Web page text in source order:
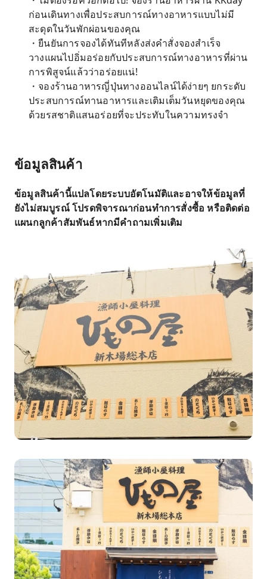
ก่อนเดินทางเพื่อประสบการณ์ทางอาหารแบบไม่มี
สะดุดในวันพักผ่อนของคุณ
・ยืนยันการจองได้ทันทีหลังส่งคำสั่งจองสำเร็จ
วางแผนไปอิ่มอร่อยกับประสบการณ์ทางอาหารที่ผ่าน
การพิสูจน์แล้วว่าอร่อยแน่!
・จองร้านอาหารญี่ปุ่นทางออนไลน์ได้ง่ายๆ ยกระดับ
ประสบการณ์ทานอาหารและเติมเต็มวันหยุดของคุณ
ด้วยรสชาติแสนอร่อยที่จะประทับในความทรงจำ
ข้อมูลสินค้า
ข้อมูลสินค้านี้แปลโดยระบบอัตโนมัติและอาจให้ข้อมูลที่
ยังไม่สมบูรณ์ โปรดพิจารณาก่อนทำการสั่งซื้อ หรือติดต่อ
แผนกลูกค้าสัมพันธ์หากมีคำถามเพิ่มเติม